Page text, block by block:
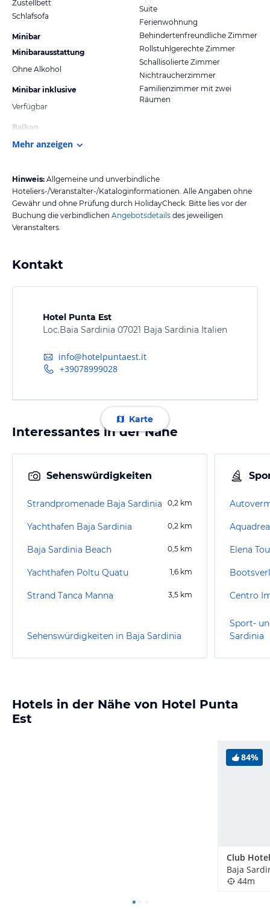
Zustellbett
Schlafsofa
Minibar
Minibarausstattung
Ohne Alkohol
Minibar inklusive
Verfügbar
Balkon
Suite
Ferienwohnung
Behindertenfreundliche Zimmer
Rollstuhlgerechte Zimmer
Schallisolierte Zimmer
Nichtraucherzimmer
Familienzimmer mit zwei
Räumen
Mehr anzeigen
Hinweis: Allgemeine und unverbindliche
Hoteliers-/Veranstalter-/Kataloginformationen. Alle Angaben ohne
Gewähr und ohne Prüfung durch HolidayCheck. Bitte lies vor der
Buchung die verbindlichen Angebotsdetails des jeweiligen
Veranstalters.
Kontakt
Hotel Punta Est
Loc.Baia Sardinia 07021 Baja Sardinia Italien
info@hotelpuntaest.it
+39078999028
Karte
Interessantes in der Nähe
Sehenswürdigkeiten
Strandpromenade Baja Sardinia 0,2 km
Yachthafen Baja Sardinia 0,2 km
Baja Sardinia Beach 0,5 km
Yachthafen Poltu Quatu 1,6 km
Strand Tanca Manna 3,5 km
Sehenswürdigkeiten in Baja Sardinia
Elena
Centro
Sport-
Sardinia
Hotels in der Nähe von Hotel Punta
Est
84%
Baja
44m